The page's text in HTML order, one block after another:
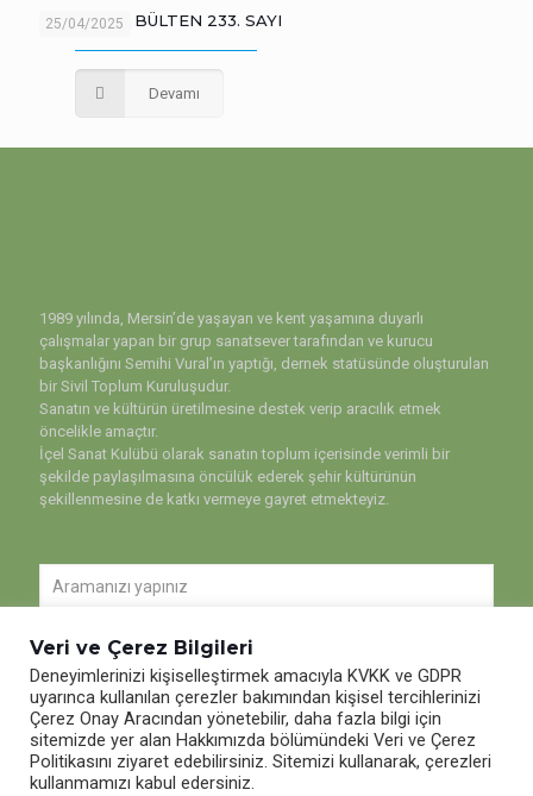
25/04/2025
SANKULÜP BÜLTEN 233. SAYI
Devamı
1989 yılında, Mersin’de yaşayan ve kent yaşamına duyarlı
çalışmalar yapan bir grup sanatsever tarafından ve kurucu
başkanlığını Semihi Vural’ın yaptığı, dernek statüsünde oluşturulan
bir Sivil Toplum Kuruluşudur.
Sanatın ve kültürün üretilmesine destek verip aracılık etmek
öncelikle amaçtır.
İçel Sanat Kulübü olarak sanatın toplum içerisinde verimli bir
şekilde paylaşılmasına öncülük ederek şehir kültürünün
şekillenmesine de katkı vermeye gayret etmekteyiz.
Veri ve Çerez Bilgileri
Deneyimlerinizi kişiselleştirmek amacıyla KVKK ve GDPR
uyarınca kullanılan çerezler bakımından kişisel tercihlerinizi
Çerez Onay Aracından yönetebilir, daha fazla bilgi için
sitemizde yer alan Hakkımızda bölümündeki Veri ve Çerez
Politikasını ziyaret edebilirsiniz. Sitemizi kullanarak, çerezleri
kullanmamızı kabul edersiniz.